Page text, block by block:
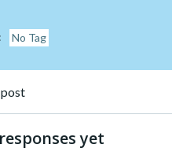
No Tag
yet